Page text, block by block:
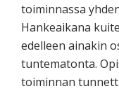
toiminnassa
Hankeaikana
edelleen ainakin
tuntematonta.
toiminnan